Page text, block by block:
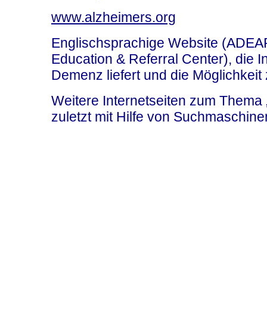
www.alzheimers.org
Englischsprachige Website
Education & Referral Center), die
Demenz liefert und die Möglichkeit
Weitere Internetseiten zum Thema
zuletzt mit Hilfe von